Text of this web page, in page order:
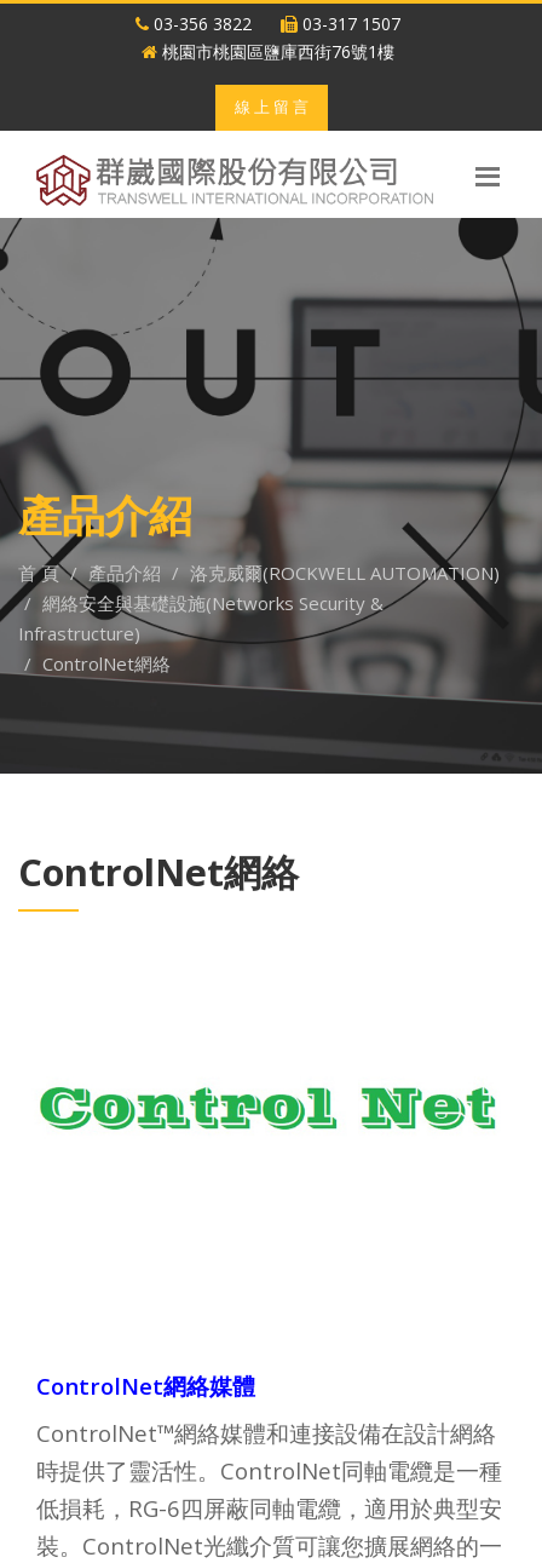
03-356 3822
03-317 1507
桃園市桃園區鹽庫西街76號1樓
線 上 留 言
產品介紹
首 頁 產品介紹
洛克威爾(ROCKWELL AUTOMATION)
網絡安全與基礎設施(Networks Security &
Infrastructure)
ControlNet網絡
ControlNet網絡
ControlNet網絡媒體
ControlNet™網絡媒體和連接設備在設計網絡
時提供了靈活性。ControlNet同軸電纜是一種
低損耗，RG-6四屏蔽同軸電纜，適用於典型安
裝。ControlNet光纖介質可讓您擴展網絡的一